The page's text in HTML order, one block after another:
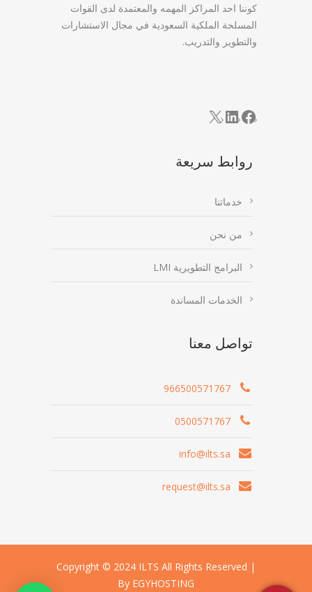
كوننا احد المراكز المهمه والمعتمدة لدى القوات
المسلحة الملكية السعودية في مجال الاستشارات
والتطوير والتدريب.
Facebook
LinkedIn
X
روابط سريعة
خدماتنا
من نحن
البرامج التطويرية LMI
الخدمات المساندة
تواصل معنا
966500571767
0500571767
info@ilts.sa
request@ilts.sa
Copyright © 2024 ILTS All Rights Reserved |
By EGYHOSTING